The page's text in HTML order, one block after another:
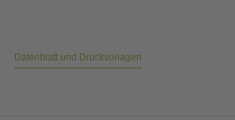
Datenblatt und Druckvorlagen